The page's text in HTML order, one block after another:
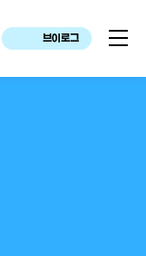
브이로그